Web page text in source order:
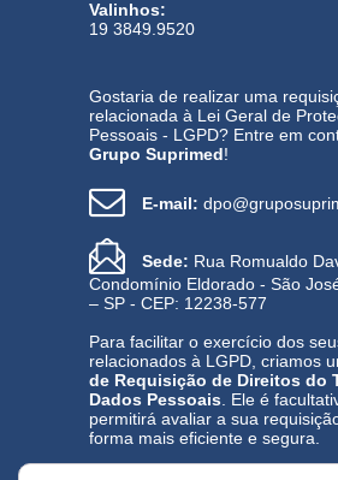
Valinhos:
19 3849.9520
Gostaria de realizar uma
relacionada à Lei Geral de
Pessoais - LGPD? Entre em
Grupo Suprimed!
E-mail:
Sede: Rua Romualdo
Condomínio Eldorado - São
– SP - CEP: 12238-577
Para facilitar o exercício dos
relacionados à LGPD, criamos
de Requisição de Direitos do
Dados Pessoais . Ele é
permitirá avaliar a sua
forma mais eficiente e segura.